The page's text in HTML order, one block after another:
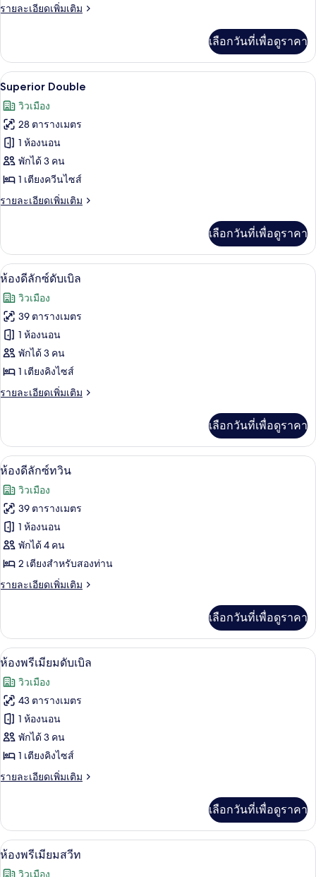
ทวิน
รายละเอียดเพิ่มเติม
ราย
เกี่ยว
กับ
ห้อง
สแตนดาร์ด
ทวิ
น
เลือกวันที่เพื่อดูราคา
เปิด
ภาพถ่าย
ทั้งหมด
ของ
Superior
Double
ตู้นิรภัยในห้องพัก, โต๊ะทำงาน, พื้นที่ท
8
Superior Double
วิวเมือง
28 ตารางเมตร
1 ห้องนอน
พักได้ 3 คน
1 เตียงควีนไซส์
รายละเอียดเพิ่มเติม
ราย
เกี่ยว
กับ
Superior
เลือกวันที่เพื่อดูราคา
เปิด
ภาพถ่าย
ทั้งหมด
ของ
ห้อง
ดี
ลัก
ดับเบิล
ตู้นิรภัยในห้องพัก, โต๊ะทำงาน, พื้นที่ท
4
ห้องดีลักซ์ดับเบิล
วิวเมือง
39 ตารางเมตร
1 ห้องนอน
พักได้ 3 คน
1 เตียงคิงไซส์
รายละเอียดเพิ่มเติม
ราย
เกี่ยว
กับ
ห้อง
ลัก
ซ์
ดับเบิล
เลือกวันที่เพื่อดูราคา
เปิด
ภาพถ่าย
ทั้งหมด
ของ
ห้อง
ดี
ลัก
ทวิน
ตู้นิรภัยในห้องพัก, โต๊ะทำงาน, พื้นที่ท
4
ห้องดีลักซ์ทวิน
วิวเมือง
39 ตารางเมตร
1 ห้องนอน
พักได้ 4 คน
2 เตียงสำหรับสองท่าน
รายละเอียดเพิ่มเติม
ราย
เกี่ยว
กับ
ห้อง
ลัก
ซ์
ทวิ
น
เลือกวันที่เพื่อดูราคา
เปิด
ภาพถ่าย
ทั้งหมด
ของ
ห้อง
พรีเมียม
ดับเบิล
ตู้นิรภัยในห้องพัก, โต๊ะทำงาน, พื้นที่ท
8
ห้องพรีเมียมดับเบิล
วิวเมือง
43 ตารางเมตร
1 ห้องนอน
พักได้ 3 คน
1 เตียงคิงไซส์
รายละเอียดเพิ่มเติม
ราย
เกี่ยว
กับ
ห้อง
เลือกวันที่เพื่อดูราคา
เปิด
ภาพถ่าย
ไดร์เป่าผม, เสื้อคลุมอาบน้ำ, รองเท้า
11
ห้องพรีเมียมสวีท
วิวเมือง